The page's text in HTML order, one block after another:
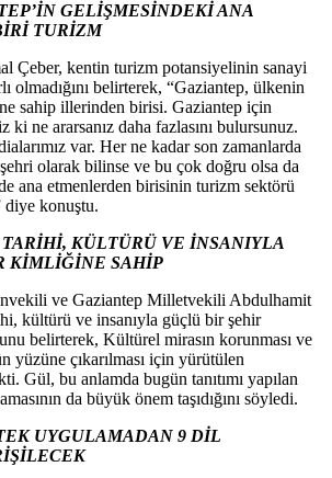
GELİŞMESİNDEKİ ANA
TURİZM
Çeber, kentin turizm potansiyelinin sanayi
olmadığını belirterek, “Gaziantep, ülkenin
sahip illerinden birisi. Gaziantep için
ki ne ararsanız daha fazlasını bulursunuz.
var. Her ne kadar son zamanlarda
olarak bilinse ve bu çok doğru olsa da
ana etmenlerden birisinin turizm sektörü
diye konuştu.
KÜLTÜRÜ VE İNSANIYLA
KİMLİĞİNE SAHİP
ve Gaziantep Milletvekili Abdulhamit
kültürü ve insanıyla güçlü bir şehir
belirterek, Kültürel mirasın korunması ve
yüzüne çıkarılması için yürütülen
Gül, bu anlamda bugün tanıtımı yapılan
da büyük önem taşıdığını söyledi.
UYGULAMADAN 9 DİL